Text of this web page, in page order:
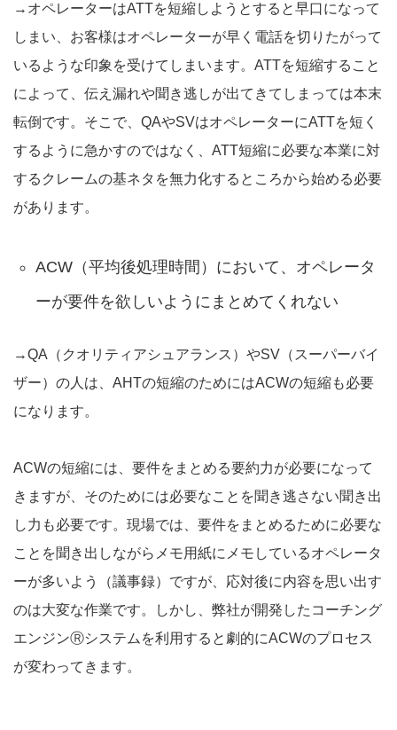
→オペレーターはATTを短縮しようとすると早口になって
しまい、お客様はオペレーターが早く電話を切りたがって
いるような印象を受けてしまいます。ATTを短縮すること
によって、伝え漏れや聞き逃しが出てきてしまっては本末
転倒です。そこで、QAやSVはオペレーターにATTを短く
するように急かすのではなく、ATT短縮に必要な本業に対
するクレームの基ネタを無力化するところから始める必要
があります。
ACW（平均後処理時間）において、オペレータ
ーが要件を欲しいようにまとめてくれない
→QA（クオリティアシュアランス）やSV（スーパーバイ
ザー）の人は、AHTの短縮のためにはACWの短縮も必要
になります。
ACWの短縮には、要件をまとめる要約力が必要になって
きますが、そのためには必要なことを聞き逃さない聞き出
し力も必要です。現場では、要件をまとめるために必要な
ことを聞き出しながらメモ用紙にメモしているオペレータ
ーが多いよう（議事録）ですが、応対後に内容を思い出す
のは大変な作業です。しかし、弊社が開発したコーチング
エンジンⓇシステムを利用すると劇的にACWのプロセス
が変わってきます。